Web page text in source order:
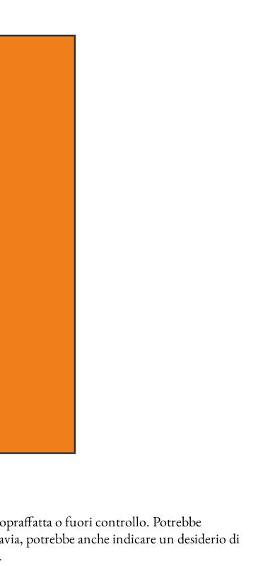
o fuori controllo. Potrebbe
potrebbe anche indicare un desiderio di